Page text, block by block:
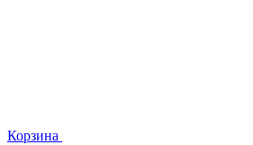
Корзина